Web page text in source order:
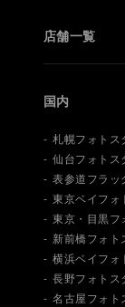
店舗一覧
国内
札幌フォトス
仙台フォトス
表参道フラッ
東京ベイフォ
東京・目黒フ
新前橋フォト
横浜ベイフォ
長野フォトス
名古屋フォト